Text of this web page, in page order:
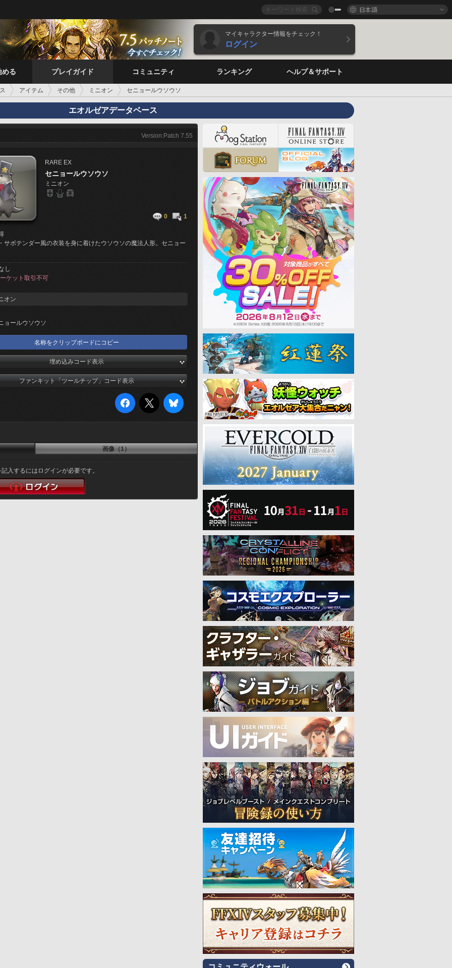
日本語
マイキャラクター情報をチェック！
ログイン
める プレイガイド コミュニティ ランキング ヘルプ＆サポート
アイテム その他 ミニオン セニョールウソウソ
エオルゼアデータベース
Version:Patch 7.55
RARE EX
セニョールウソウソ
ミニオン
0 1
サボテンダー風の衣装を身に着けたウソウソの魔法人形。セニョー
し
ケット取引不可
オン
ョールウソウソ
名称をクリップボードにコピー
埋め込みコード表示
ファンキット「ツールチップ」コード表示
画像（1）
入するにはログインが必要です。